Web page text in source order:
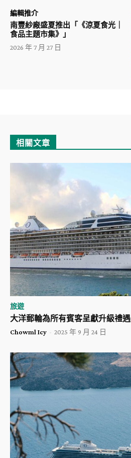
編輯推介
南豐紗廠盛夏推出「《涼夏食光｜
食品主題市集》」
2026 年 7 月 27 日
相關文章
旅遊
大洋郵輪為所有賓客呈獻升級禮遇
Chowml Icy - 2025 年 9 月 24 日